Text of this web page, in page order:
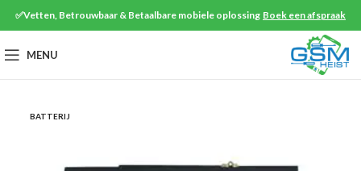
✅Vetten, Betrouwbaar & Betaalbare mobiele oplossing Boek een afspraak
MENU
BATTERIJ